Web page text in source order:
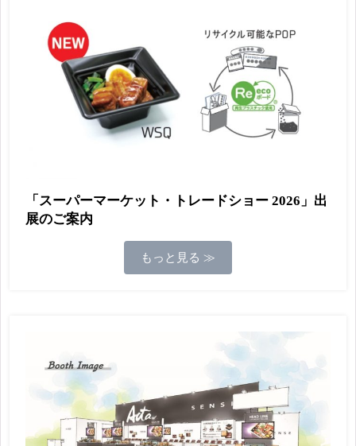
「スーパーマーケット・トレードショー 2026」出
展のご案内
もっと見る ≫